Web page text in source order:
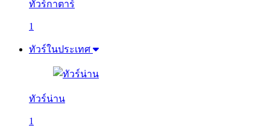
ทัวร์กาตาร์
1
ทัวร์ในประเทศ
ทัวร์น่าน
1